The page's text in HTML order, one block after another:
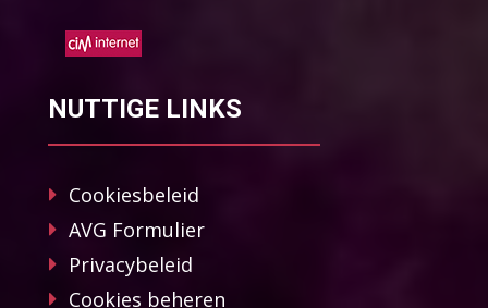
NUTTIGE LINKS
Cookiesbeleid
AVG Formulier
Privacybeleid
Cookies beheren